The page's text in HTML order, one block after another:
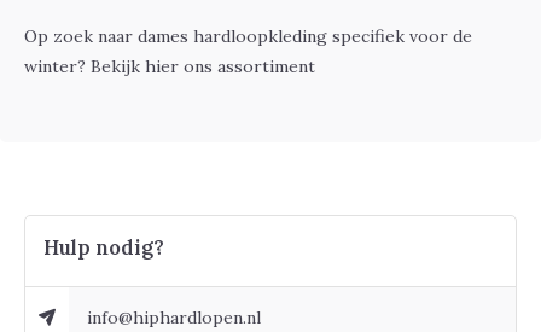
Op zoek naar dames hardloopkleding specifiek voor de
winter? Bekijk hier ons assortiment
Hulp nodig?
info@hiphardlopen.nl